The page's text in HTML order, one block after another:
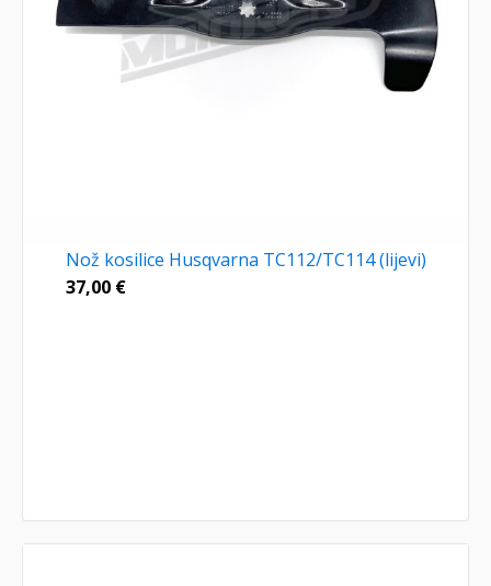
Nož kosilice Husqvarna TC112/TC114 (lijevi)
37,00 €